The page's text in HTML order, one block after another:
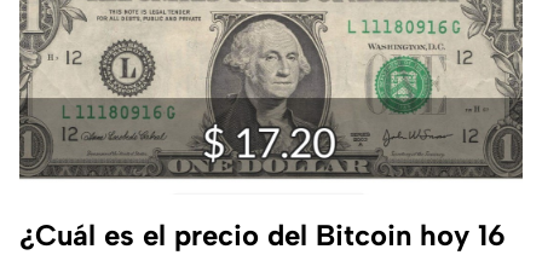
¿Cuál es el precio del Bitcoin hoy 16